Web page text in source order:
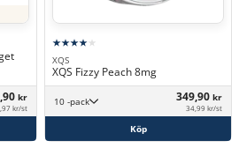
kr
kr/st
XQS
XQS Fizzy Peach 8mg
10 -pack 349,90 kr
34,99 kr/st
Köp